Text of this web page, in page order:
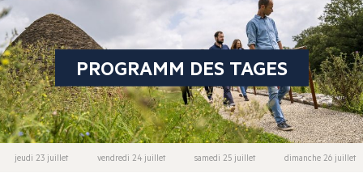
PROGRAMM DES TAGES
jeudi 23 juillet vendredi 24 juillet samedi 25 juillet dimanche 26 juillet